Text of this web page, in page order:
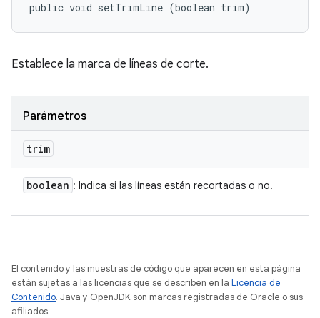
public void setTrimLine (boolean trim)
Establece la marca de líneas de corte.
Parámetros
trim
boolean : Indica si las líneas están recortadas o no.
El contenido y las muestras de código que aparecen en esta página
están sujetas a las licencias que se describen en la Licencia de
Contenido. Java y OpenJDK son marcas registradas de Oracle o sus
afiliados.